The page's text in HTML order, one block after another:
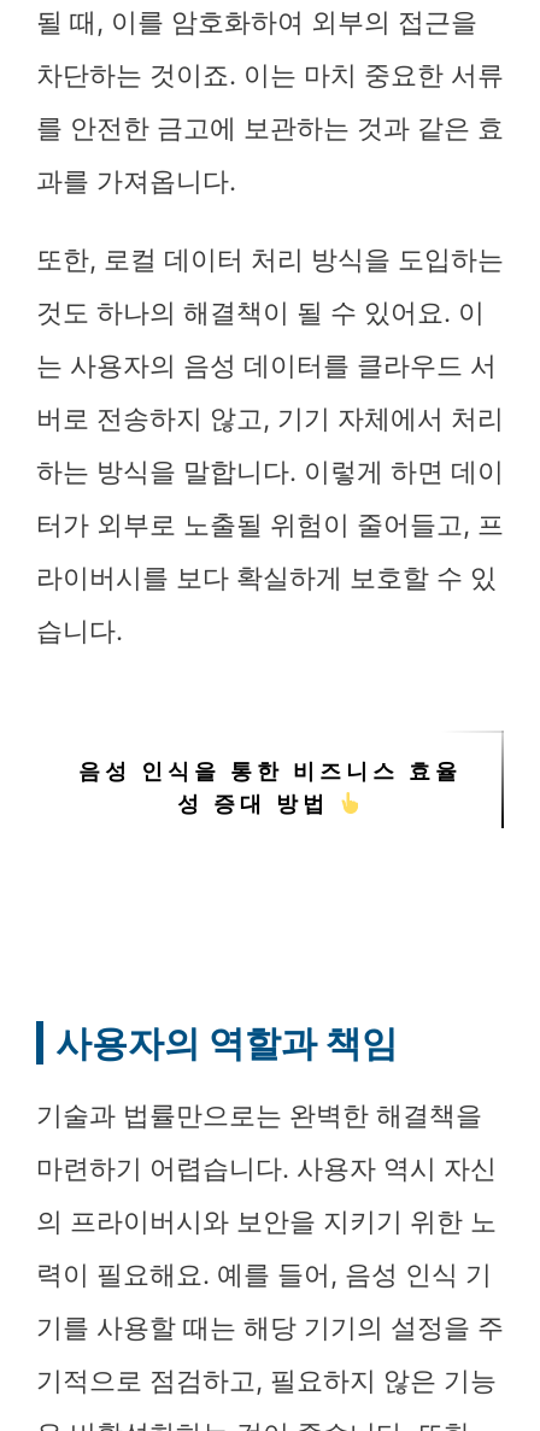
될 때, 이를 암호화하여 외부의 접근을
차단하는 것이죠. 이는 마치 중요한 서류
를 안전한 금고에 보관하는 것과 같은 효
과를 가져옵니다.
또한, 로컬 데이터 처리 방식을 도입하는
것도 하나의 해결책이 될 수 있어요. 이
는 사용자의 음성 데이터를 클라우드 서
버로 전송하지 않고, 기기 자체에서 처리
하는 방식을 말합니다. 이렇게 하면 데이
터가 외부로 노출될 위험이 줄어들고, 프
라이버시를 보다 확실하게 보호할 수 있
습니다.
음성 인식을 통한 비즈니스 효율
성 증대 방법
사용자의 역할과 책임
기술과 법률만으로는 완벽한 해결책을
마련하기 어렵습니다. 사용자 역시 자신
의 프라이버시와 보안을 지키기 위한 노
력이 필요해요. 예를 들어, 음성 인식 기
기를 사용할 때는 해당 기기의 설정을 주
기적으로 점검하고, 필요하지 않은 기능